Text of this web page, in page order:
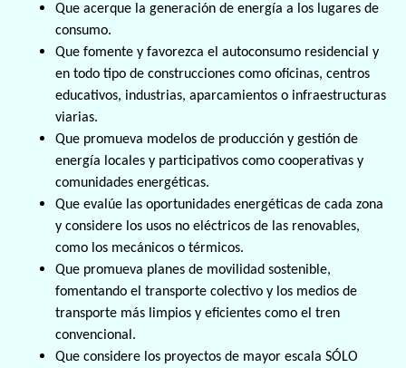
Que acerque la generación de energía a los lugares de
consumo.
Que fomente y favorezca el autoconsumo residencial y
en todo tipo de construcciones como oficinas, centros
educativos, industrias, aparcamientos o infraestructuras
viarias.
Que promueva modelos de producción y gestión de
energía locales y participativos como cooperativas y
comunidades energéticas.
Que evalúe las oportunidades energéticas de cada zona
y considere los usos no eléctricos de las renovables,
como los mecánicos o térmicos.
Que promueva planes de movilidad sostenible,
fomentando el transporte colectivo y los medios de
transporte más limpios y eficientes como el tren
convencional.
Que considere los proyectos de mayor escala SÓLO